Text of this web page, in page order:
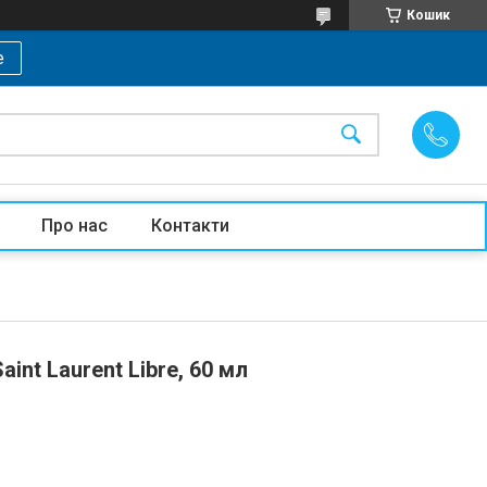
Кошик
Про нас Контакти
Laurent Libre, 60 мл